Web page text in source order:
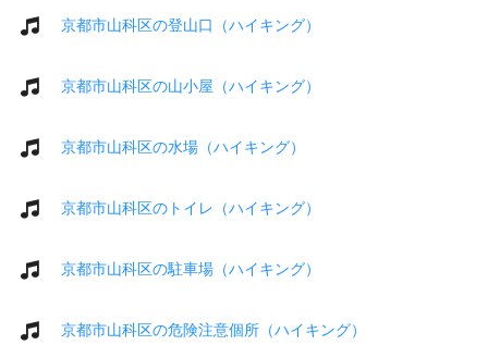
京都市山科区の登山口（ハイキング）
京都市山科区の山小屋（ハイキング）
京都市山科区の水場（ハイキング）
京都市山科区のトイレ（ハイキング）
京都市山科区の駐車場（ハイキング）
京都市山科区の危険注意個所（ハイキング）